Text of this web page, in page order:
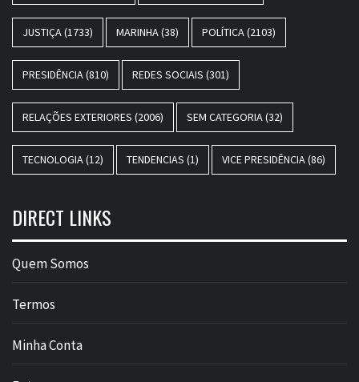
JUSTIÇA(1733) MARINHA(38) POLÍTICA(2103)
PRESIDÊNCIA(810) REDES SOCIAIS (301)
RELAÇÕES EXTERIORES (2006) SEM CATEGORIA(32)
TECNOLOGIA(12) TENDENCIAS (1) VICE PRESIDÊNCIA(86)
DIRECT LINKS
Quem Somos
Termos
Minha Conta